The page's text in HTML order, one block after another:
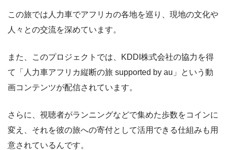
この旅では人力車でアフリカの各地を巡り、現地の文化や
人々との交流を深めています。
また、このプロジェクトでは、KDDI株式会社の協力を得
て「人力車アフリカ縦断の旅 supported by au」という動
画コンテンツが配信されています。
さらに、視聴者がランニングなどで集めた歩数をコインに
変え、それを彼の旅への寄付として活用できる仕組みも用
意されているんです。